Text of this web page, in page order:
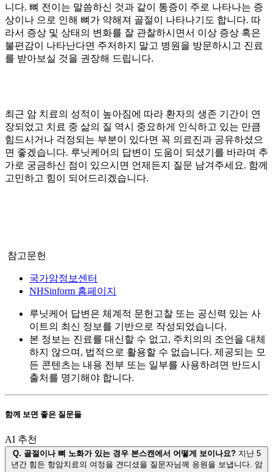
니다. 뼈 전이는 말씀하신 것과 같이 통증이 주로 나타나는 증
상이나 으로 인해 뼈가 약해져 골절이 나타나기도 합니다. 따
라서 증상 및 상태의 변화를 잘 관찰하시면서 이상 증상 혹은
불편감이 나타난다면 주저하지 말고 병원을 방문하시고 진료
를 받아보실 것을 권장해 드립니다.
최근 암 치료의 성적이 높아짐에 따라 환자의 생존 기간이 연
장되었고 치료 중 삶의 질 역시 중요하게 인식하고 있는 만큼
힘드시거나 걱정되는 부분이 있다면 꼭 의료진과 공유하셨으
면 좋겠습니다. 루닛케어의 답변이 도움이 되셨기를 바라며 추
가로 궁금하신 점이 있으시면 언제든지 질문 남겨주세요. 함께
고민하고 힘이 되어드리겠습니다.
참고문헌
국가암정보센터
NHSinform 홈페이지
루닛케어 답변은 체계적 문헌고찰 또는 공신력 있는 사
이트의 최신 정보를 기반으로 작성되었습니다.
본 정보는 진료를 대신할 수 없고, 주치의의 조언을 대체
하지 않으며, 법적으로 활용할 수 없습니다. 제공되는 모
든 콘텐츠는 내용 전부 또는 일부를 사용하려면 반드시
출처를 명기해야 합니다.
함께 보면 좋은 질문들
AI 추천
Q. 골절이나 뼈 노화가 있는 경우 본스캔에서 어떻게 보이나요?지난 5
년간 힘든 항암치료의 여정을 견디셨을 질문자님께 응원을 보냅니다. 암